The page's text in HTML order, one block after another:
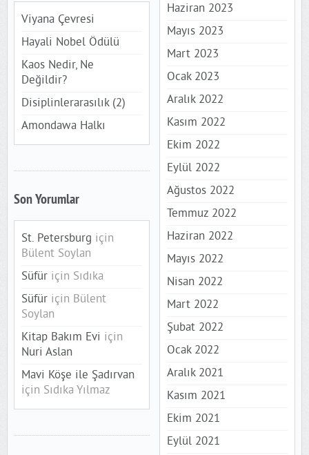
Viyana Çevresi
Hayali Nobel Ödülü
Kaos Nedir, Ne
Değildir?
Disiplinlerarasılık (2)
Amondawa Halkı
Son Yorumlar
St. Petersburg için
Bülent Soylan
Süfüriçin Sıdıka
Süfüriçin Bülent
Soylan
Kitap Bakım Evi için
Nuri Aslan
Mavi Köşe ile Şadırvan
için Sıdıka Yılmaz
Haziran 2023
Mayıs 2023
Mart 2023
Ocak 2023
Aralık 2022
Kasım 2022
Ekim 2022
Eylül 2022
Ağustos 2022
Temmuz 2022
Haziran 2022
Mayıs 2022
Nisan 2022
Mart 2022
Şubat 2022
Ocak 2022
Aralık 2021
Kasım 2021
Ekim 2021
Eylül 2021